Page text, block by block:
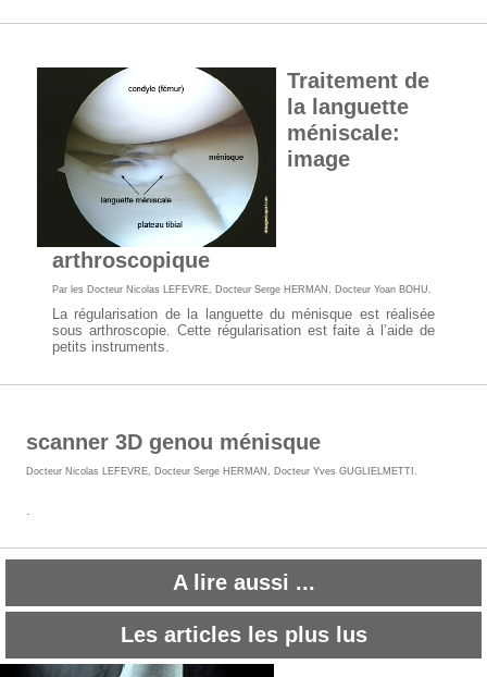
Traitement de
la languette
méniscale:
image
arthroscopique
Par les Docteur Nicolas LEFEVRE Docteur Serge HERMAN Docteur Yoan BOHU
La régularisation de la languette du ménisque est réalisée
sous arthroscopie. Cette régularisation est faite à l’aide de
petits instruments.
scanner 3D genou ménisque
Docteur Nicolas LEFEVRE Docteur Serge HERMAN Docteur Yves GUGLIELMETTI
A lire aussi ...
Les articles les plus lus